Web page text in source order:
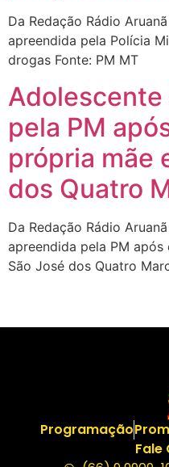
Da Redação Rádio
apreendida pela Polícia
drogas Fonte: PM MT
pela PM
própria mãe
dos Quatro
Da Redação Rádio
apreendida pela PM
São José dos Quatro
Programação
Fale